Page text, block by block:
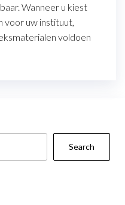
Wanneer u kiest
voor uw instituut,
voldoen
Search